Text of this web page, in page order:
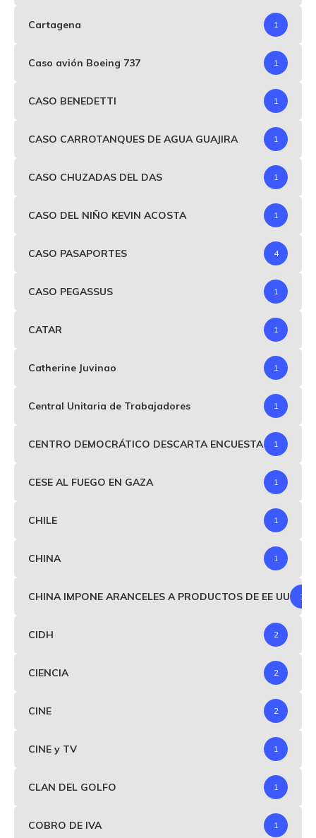
Cartagena 1
Caso avión Boeing 737 1
CASO BENEDETTI 1
CASO CARROTANQUES DE AGUA GUAJIRA 1
CASO CHUZADAS DEL DAS 1
CASO DEL NIÑO KEVIN ACOSTA 1
CASO PASAPORTES 4
CASO PEGASSUS 1
CATAR 1
Catherine Juvinao 1
Central Unitaria de Trabajadores 1
CENTRO DEMOCRÁTICO DESCARTA ENCUESTA 1
CESE AL FUEGO EN GAZA 1
CHILE 1
CHINA 1
CHINA IMPONE ARANCELES A PRODUCTOS DE EE UU 1
CIDH 2
CIENCIA 2
CINE 2
CINE y TV 1
CLAN DEL GOLFO 1
COBRO DE IVA 1